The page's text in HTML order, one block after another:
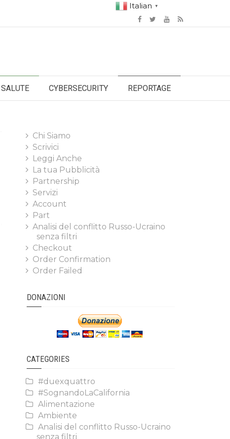
Italian ▼
SALUTE CYBERSECURITY REPORTAGE
Chi Siamo
Scrivici
Leggi Anche
La tua Pubblicità
Partnership
Servizi
Account
Part
Analisi del conflitto Russo-Ucraino
senza filtri
Checkout
Order Confirmation
Order Failed
DONAZIONI
CATEGORIES
#duexquattro
#SognandoLaCalifornia
Alimentazione
Ambiente
Analisi del conflitto Russo-Ucraino
senza filtri